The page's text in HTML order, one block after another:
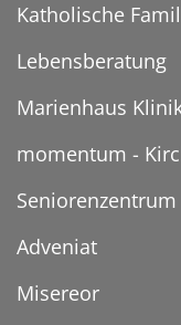
Katholische
Lebensberatung
Marienhaus
momentum -
Adveniat
Misereor